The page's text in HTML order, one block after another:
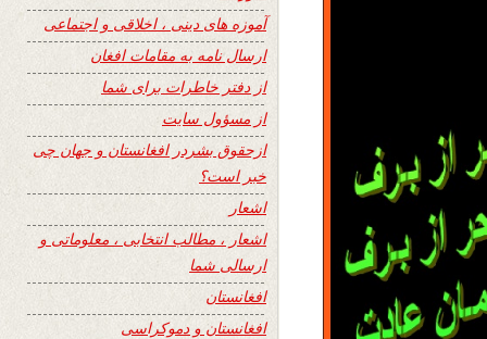
آموزه های دینی ، اخلاقی و اجتماعی
ارسال نامه به مقامات افغان
از دفتر خاطرات برای شما
از مسؤول سایت
ازحقوق بشردر افغانستان و جهان چی
خبر است؟
اشعار
اشعار ، مطالب انتخابی ، معلوماتی و
ارسالی شما
افغانستان
افغانستان و دموکراسی